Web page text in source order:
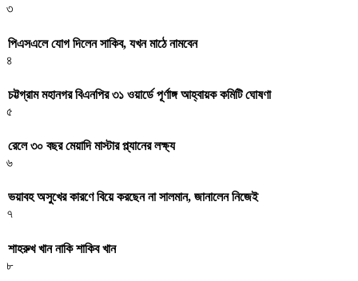
৩
পিএসএলে যোগ দিলেন সাকিব, যখন মাঠে নামবেন
৪
চট্টগ্রাম মহানগর বিএনপির ৩১ ওয়ার্ডে পূর্ণাঙ্গ আহ্বায়ক কমিটি ঘোষণা
৫
রেলে ৩০ বছর মেয়াদি মাস্টার প্ল্যানের লক্ষ্য
৬
ভয়াবহ অসুখের কারণে বিয়ে করছেন না সালমান, জানালেন নিজেই
৭
শাহরুখ খান নাকি শাকিব খান
৮